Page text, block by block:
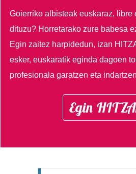
Goierriko albisteak euskaraz, libre
dituzu? Horretarako zure babesa
Egin zaitez harpidedun, izan
esker, euskaratik eginda dagoen
profesionala garatzen eta
Egin